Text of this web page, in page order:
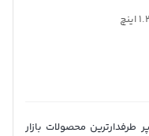
طرفدارترین محصولات بازار